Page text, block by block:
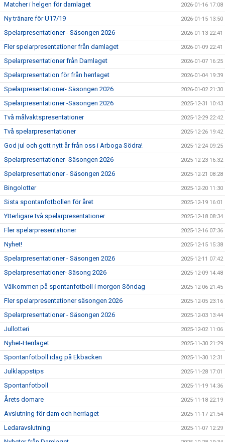
Matcher i helgen för damlaget 2026-01-16 17:08
Ny tränare för U17/19 2026-01-15 13:50
Spelarpresentationer - Säsongen 2026 2026-01-13 22:41
Fler spelarpresentationer från damlaget 2026-01-09 22:41
Spelarpresentationer från Damlaget 2026-01-07 16:25
Spelarpresentation för från herrlaget 2026-01-04 19:39
Spelarpresentationer- Säsongen 2026 2026-01-02 21:30
Spelarpresentationer -Säsongen 2026 2025-12-31 10:43
Två målvaktspresentationer 2025-12-29 22:42
Två spelarpresentationer 2025-12-26 19:42
God jul och gott nytt år från oss i Arboga Södra! 2025-12-24 09:25
Spelarpresentationer- Säsongen 2026 2025-12-23 16:32
Spelarpresentationer - Säsongen 2026 2025-12-21 08:28
Bingolotter 2025-12-20 11:30
Sista spontanfotbollen för året 2025-12-19 16:01
Ytterligare två spelarpresentationer 2025-12-18 08:34
Fler spelarpresentationer 2025-12-16 07:36
Nyhet! 2025-12-15 15:38
Spelarpresentationer - Säsongen 2026 2025-12-11 07:42
Spelarpresentationer- Säsong 2026 2025-12-09 14:48
Välkommen på spontanfotboll i morgon Söndag 2025-12-06 21:45
Fler spelarpresentationer säsongen 2026 2025-12-05 23:16
Spelarpresentationer - Säsongen 2026 2025-12-03 13:44
Jullotteri 2025-12-02 11:06
Nyhet-Herrlaget 2025-11-30 21:29
Spontanfotboll idag på Ekbacken 2025-11-30 12:31
Julklappstips 2025-11-28 17:01
Spontanfotboll 2025-11-19 14:36
Årets domare 2025-11-18 22:19
Avslutning för dam och herrlaget 2025-11-17 21:54
Ledaravslutning 2025-11-07 12:29